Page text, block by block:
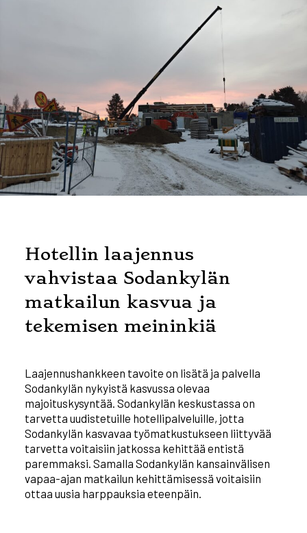
Hotellin laajennus
vahvistaa Sodankylän
matkailun kasvua ja
tekemisen meininkiä
Laajennushankkeen tavoite on lisätä ja palvella
Sodankylän nykyistä kasvussa olevaa
majoituskysyntää. Sodankylän keskustassa on
tarvetta uudistetuille hotellipalveluille, jotta
Sodankylän kasvavaa työmatkustukseen liittyvää
tarvetta voitaisiin jatkossa kehittää entistä
paremmaksi. Samalla Sodankylän kansainvälisen
vapaa-ajan matkailun kehittämisessä voitaisiin
ottaa uusia harppauksia eteenpäin.